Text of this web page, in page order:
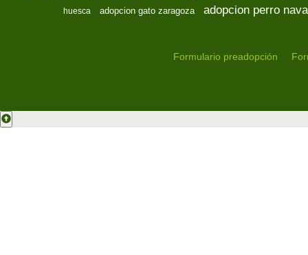
huesca adopcion gato zaragoza adopcion perro
Formulario preadopción